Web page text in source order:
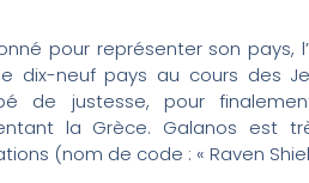
pour représenter son pays,
dix-neuf pays au cours des
de justesse, pour
la Grèce. Galanos est
(nom de code : « Raven